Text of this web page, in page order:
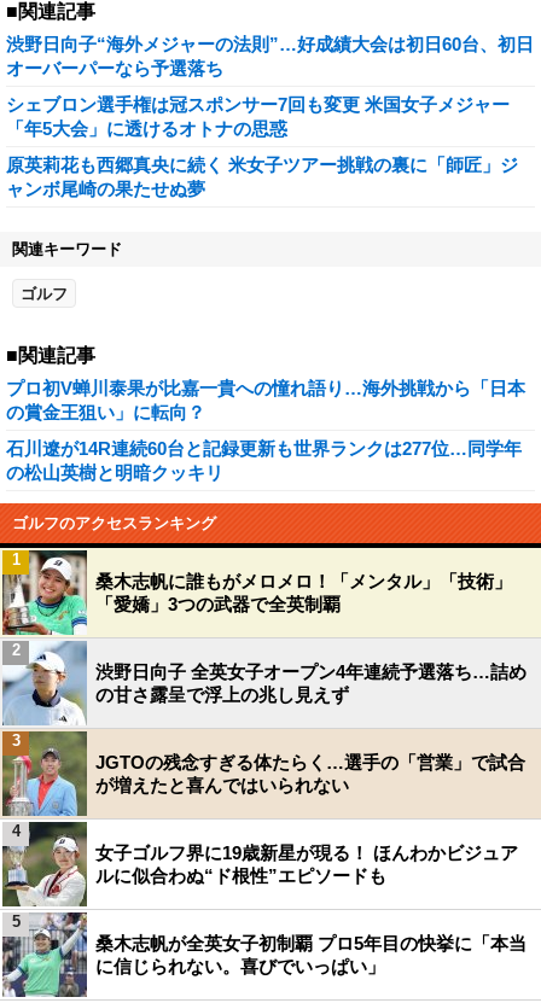
■関連記事
渋野日向子“海外メジャーの法則”…好成績大会は初日60台、初日
オーバーパーなら予選落ち
シェブロン選手権は冠スポンサー7回も変更 米国女子メジャー
「年5大会」に透けるオトナの思惑
原英莉花も西郷真央に続く 米女子ツアー挑戦の裏に「師匠」ジ
ャンボ尾崎の果たせぬ夢
関連キーワード
ゴルフ
■関連記事
プロ初V蝉川泰果が比嘉一貴への憧れ語り…海外挑戦から「日本
の賞金王狙い」に転向？
石川遼が14R連続60台と記録更新も世界ランクは277位…同学年
の松山英樹と明暗クッキリ
ゴルフのアクセスランキング
桑木志帆に誰もがメロメロ！「メンタル」「技術」
「愛嬌」3つの武器で全英制覇
1
渋野日向子 全英女子オープン4年連続予選落ち…詰め
の甘さ露呈で浮上の兆し見えず
2
JGTOの残念すぎる体たらく…選手の「営業」で試合
が増えたと喜んではいられない
3
女子ゴルフ界に19歳新星が現る！ ほんわかビジュア
ルに似合わぬ“ド根性”エピソードも
4
桑木志帆が全英女子初制覇 プロ5年目の快挙に「本当
に信じられない。喜びでいっぱい」
5